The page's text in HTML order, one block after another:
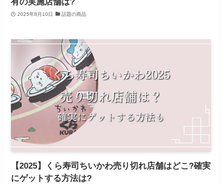
有の実施店舗は?
2025年8月10日 話題の商品
【2025】くら寿司ちいかわ売り切れ店舗はどこ?確実
にゲットする方法は?